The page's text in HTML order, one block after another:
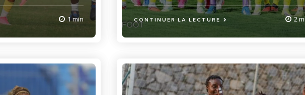
1 min CONTINUER LA LECTURE 2